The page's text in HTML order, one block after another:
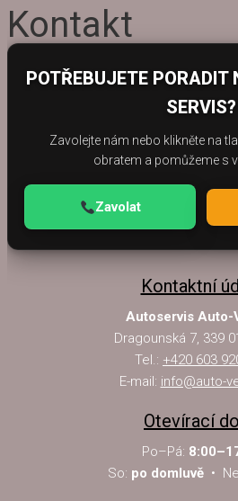
Kontakt
POTŘEBUJETE PORADIT
SERVIS?
Zavolejte nám nebo klikněte na
obratem a pomůžeme s
Zavolat
Kontaktní
Autoservis Auto-
Dragounská 7, 339
Tel.: +420 603
E-mail: info@auto-
Otevírací
Po–Pá:
So: po domluvě •